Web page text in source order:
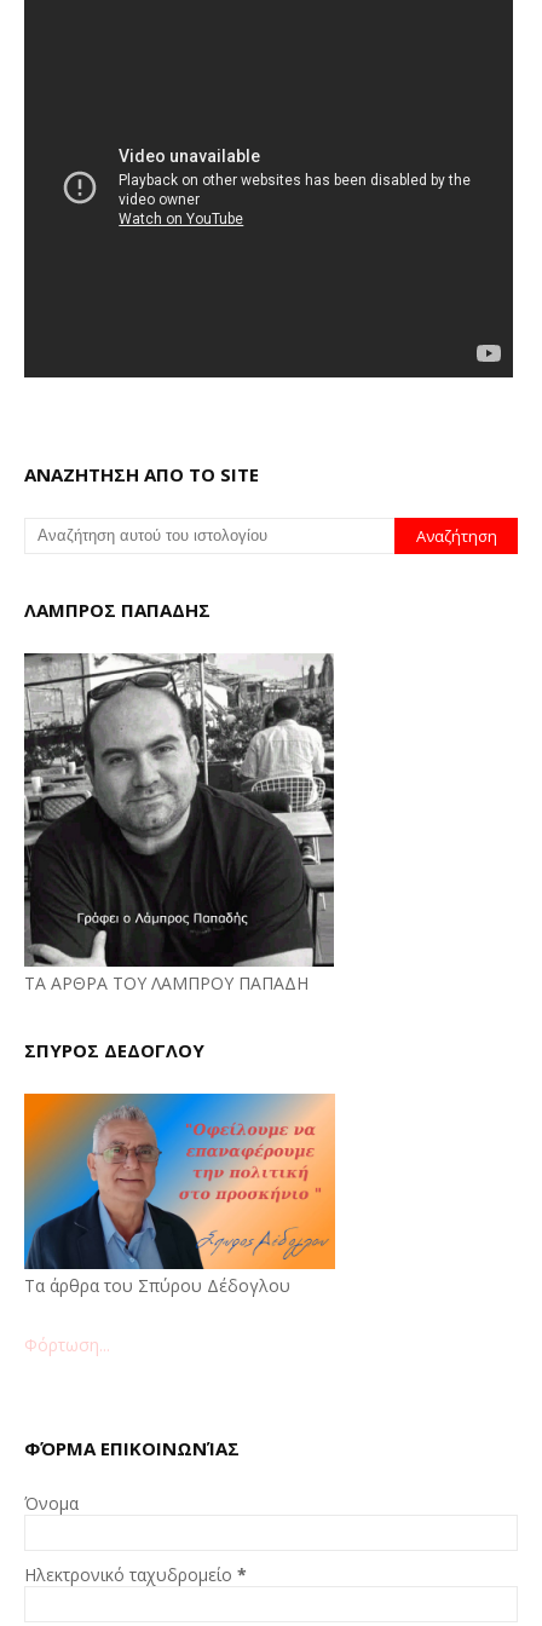
ΑΝΑΖΗΤΗΣΗ ΑΠΟ ΤΟ SITE
ΛΑΜΠΡΟΣ ΠΑΠΑΔΗΣ
ΤΑ ΑΡΘΡΑ ΤΟΥ ΛΑΜΠΡΟΥ ΠΑΠΑΔΗ
ΣΠΥΡΟΣ ΔΕΔΟΓΛΟΥ
Τα άρθρα του Σπύρου Δέδογλου
Φόρτωση...
ΦΌΡΜΑ ΕΠΙΚΟΙΝΩΝΊΑΣ
Όνομα
Ηλεκτρονικό ταχυδρομείο *